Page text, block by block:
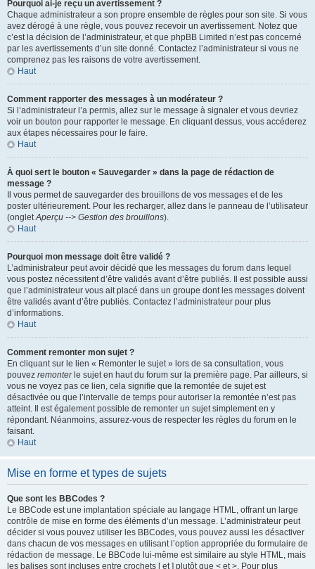
Pourquoi ai-je reçu un avertissement ?
Chaque administrateur a son propre ensemble de règles pour son site. Si vous
avez dérogé à une règle, vous pouvez recevoir un avertissement. Notez que
c’est la décision de l’administrateur, et que phpBB Limited n’est pas concerné
par les avertissements d’un site donné. Contactez l’administrateur si vous ne
comprenez pas les raisons de votre avertissement.
Haut
Comment rapporter des messages à un modérateur ?
Si l’administrateur l’a permis, allez sur le message à signaler et vous devriez
voir un bouton pour rapporter le message. En cliquant dessus, vous accéderez
aux étapes nécessaires pour le faire.
Haut
À quoi sert le bouton « Sauvegarder » dans la page de rédaction de
message ?
Il vous permet de sauvegarder des brouillons de vos messages et de les
poster ultérieurement. Pour les recharger, allez dans le panneau de l’utilisateur
(ongletAperçu --> Gestion des brouillons).
Haut
Pourquoi mon message doit être validé ?
L’administrateur peut avoir décidé que les messages du forum dans lequel
vous postez nécessitent d’être validés avant d’être publiés. Il est possible aussi
que l’administrateur vous ait placé dans un groupe dont les messages doivent
être validés avant d’être publiés. Contactez l’administrateur pour plus
d’informations.
Haut
Comment remonter mon sujet ?
En cliquant sur le lien « Remonter le sujet » lors de sa consultation, vous
pouvez remonterle sujet en haut du forum sur la première page. Par ailleurs, si
vous ne voyez pas ce lien, cela signifie que la remontée de sujet est
désactivée ou que l’intervalle de temps pour autoriser la remontée n’est pas
atteint. Il est également possible de remonter un sujet simplement en y
répondant. Néanmoins, assurez-vous de respecter les règles du forum en le
faisant.
Haut
Mise en forme et types de sujets
Que sont les BBCodes ?
Le BBCode est une implantation spéciale au langage HTML, offrant un large
contrôle de mise en forme des éléments d’un message. L’administrateur peut
décider si vous pouvez utiliser les BBCodes, vous pouvez aussi les désactiver
dans chacun de vos messages en utilisant l’option appropriée du formulaire de
rédaction de message. Le BBCode lui-même est similaire au style HTML, mais
les balises sont incluses entre crochets [ et ] plutôt que < et >. Pour plus